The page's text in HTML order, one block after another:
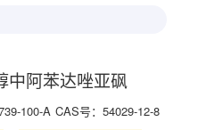
中阿苯达唑亚砜
100-A CAS号： 54029-12-8